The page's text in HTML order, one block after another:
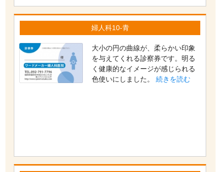
婦人科10-青
大小の円の曲線が、柔らかい印象
を与えてくれる診察券です。明る
く健康的なイメージが感じられる
色使いにしました。続きを読む